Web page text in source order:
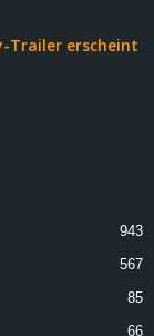
Trailer erscheint
943
567
85
66